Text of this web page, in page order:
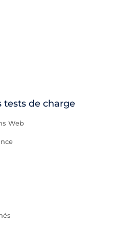
tests de charge
Web